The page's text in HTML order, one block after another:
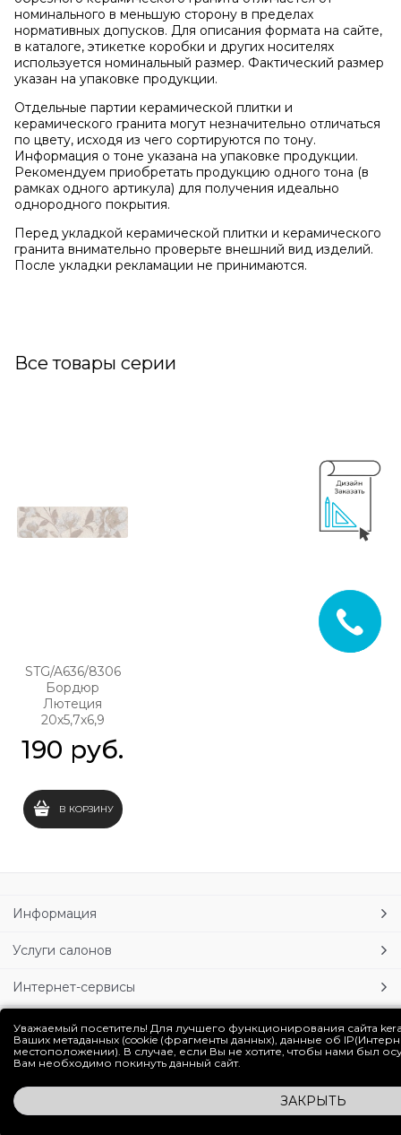
номинального в меньшую сторону в пределах
нормативных допусков. Для описания формата на сайте,
в каталоге, этикетке коробки и других носителях
используется номинальный размер. Фактический размер
указан на упаковке продукции.
Отдельные партии керамической плитки и
керамического гранита могут незначительно отличаться
по цвету, исходя из чего сортируются по тону.
Информация о тоне указана на упаковке продукции.
Рекомендуем приобретать продукцию одного тона (в
рамках одного артикула) для получения идеально
однородного покрытия.
Перед укладкой керамической плитки и керамического
гранита внимательно проверьте внешний вид изделий.
После укладки рекламации не принимаются.
Все товары серии
STG/A636/8306
Бордюр
Лютеция
20х5,7х6,9
190 руб.
В КОРЗИНУ
Информация
Услуги салонов
Интернет-сервисы
Личный кабинет
Блог
Полная версия сайта
Уважаемый посетитель! Для лучшего функционирования сайта
Ваших метаданных (cookie (фрагменты данных), данные об
местоположении). В случае, если Вы не хотите, чтобы нами был
Вам необходимо покинуть данный сайт.
ЗАКРЫТЬ